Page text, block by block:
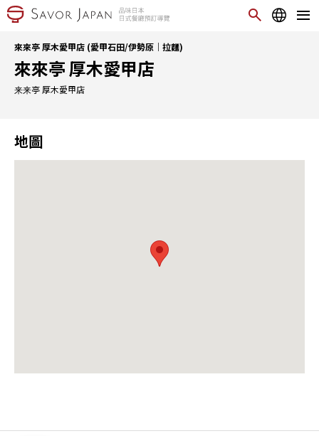
來來亭 厚木愛甲店 (愛甲石田/伊勢原｜拉麵)
來來亭 厚木愛甲店
来来亭 厚木愛甲店
地圖